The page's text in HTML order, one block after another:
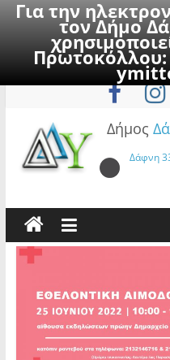
Για την
τον Δήμο
to
Σάββατο, 8
Δήμος
Δάφνη